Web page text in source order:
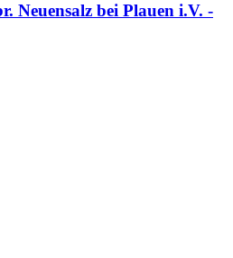
Neuensalz bei Plauen i.V. -